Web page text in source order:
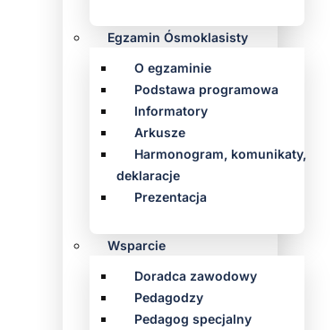
Egzamin Ósmoklasisty
O egzaminie
Podstawa programowa
Informatory
Arkusze
Harmonogram, komunikaty,
deklaracje
Prezentacja
Wsparcie
Doradca zawodowy
Pedagodzy
Pedagog specjalny